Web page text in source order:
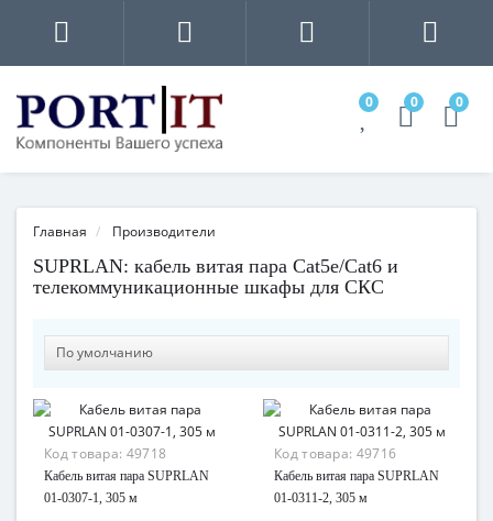
0 0 0
Главная Производители
SUPRLAN: кабель витая пара Cat5e/Cat6 и
телекоммуникационные шкафы для СКС
Код товара: 49718
Кабель витая пара SUPRLAN
01-0307-1, 305 м
Код товара: 49716
Кабель витая пара SUPRLAN
01-0311-2, 305 м